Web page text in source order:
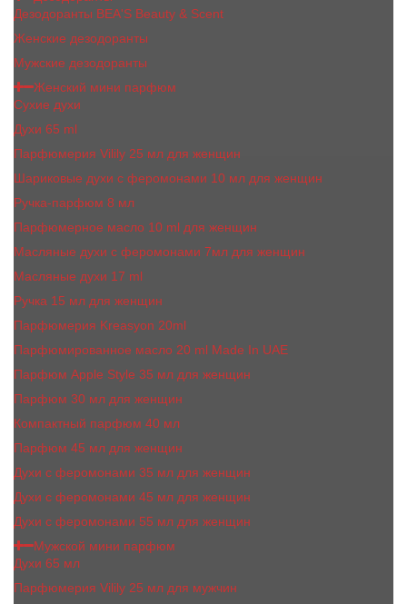
Дезодоранты BEA'S Beauty & Scent
Женские дезодоранты
Мужские дезодоранты
Женский мини парфюм
Сухие духи
Духи 65 ml
Парфюмерия Vilily 25 мл для женщин
Шариковые духи с феромонами 10 мл для женщин
Ручка-парфюм 8 мл
Парфюмерное масло 10 ml для женщин
Масляные духи c феромонами 7мл для женщин
Масляные духи 17 ml
Ручка 15 мл для женщин
Парфюмерия Kreasyon 20ml
Парфюмированное масло 20 ml Made In UAE
Парфюм Apple Style 35 мл для женщин
Парфюм 30 мл для женщин
Компактный парфюм 40 мл
Парфюм 45 мл для женщин
Духи с феромонами 35 мл для женщин
Духи с феромонами 45 мл для женщин
Духи с феромонами 55 мл для женщин
Мужской мини парфюм
Духи 65 мл
Парфюмерия Vilily 25 мл для мужчин